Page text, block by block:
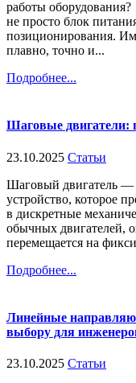
работы
не просто блок
позиционирования.
плавно, точно и...
Подробнее...
Шаговые двигатели:
23.10.2025 Статьи
Шаговый двигатель —
устройство, которое
в дискретные
обычных двигателей,
перемещается на
Подробнее...
Линейные
выбору для
23.10.2025 Статьи